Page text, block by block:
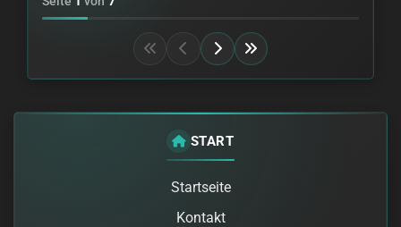
erste Seite
zurückweiterletzte Seite
START
Startseite
Kontakt